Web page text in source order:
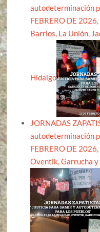
autodeterminación
FEBRERO DE
Barrios, La Unión,
Hidalgo
JORNADAS
autodeterminación
FEBRERO DE
Oventik, Garrucha